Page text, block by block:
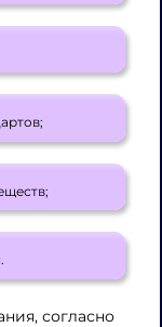
согласно